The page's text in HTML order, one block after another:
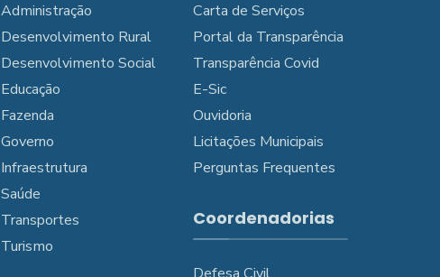
Administração
Desenvolvimento Rural
Desenvolvimento Social
Educação
Fazenda
Governo
Infraestrutura
Saúde
Transportes
Turismo
Carta de Serviços
Portal da Transparência
Transparência Covid
E-Sic
Ouvidoria
Licitações Municipais
Perguntas Frequentes
Coordenadorias